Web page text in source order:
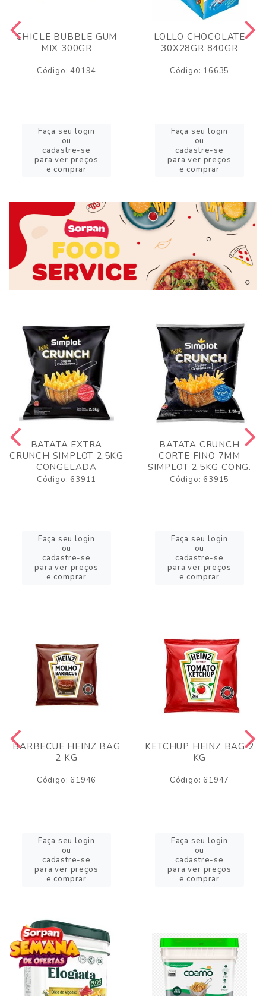
CHICLE BUBBLE GUM
MIX 300GR
Código: 40194
Faça seu login
ou
cadastre-se
para ver preços
e comprar
LOLLO CHOCOLATE
30X28GR 840GR
Código: 16635
Faça seu login
ou
cadastre-se
para ver preços
e comprar
BATATA EXTRA
CRUNCH SIMPLOT 2,5KG
CONGELADA
Código: 63911
Faça seu login
ou
cadastre-se
para ver preços
e comprar
BATATA CRUNCH
CORTE FINO 7MM
SIMPLOT 2,5KG CONG.
Código: 63915
Faça seu login
ou
cadastre-se
para ver preços
e comprar
BARBECUE HEINZ BAG
2 KG
Código: 61946
Faça seu login
ou
cadastre-se
para ver preços
e comprar
KETCHUP HEINZ BAG 2
KG
Código: 61947
Faça seu login
ou
cadastre-se
para ver preços
e comprar